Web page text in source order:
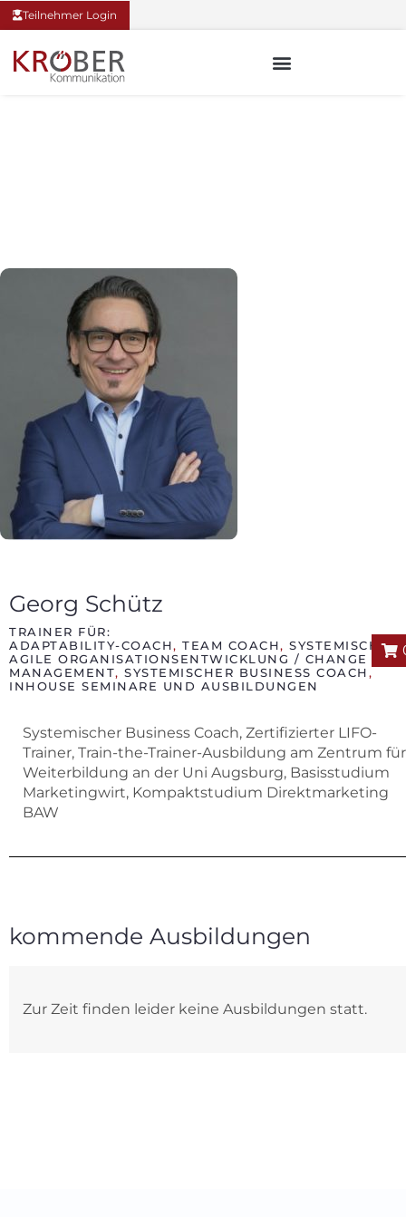
Teilnehmer Login
Georg Schütz
TRAINER FÜR:
ADAPTABILITY-COACH, TEAM COACH, SYSTEMISCH
AGILE ORGANISATIONSENTWICKLUNG / CHANGE
MANAGEMENT, SYSTEMISCHER BUSINESS COACH ,
INHOUSE SEMINARE UND AUSBILDUNGEN
Systemischer Business Coach, Zertifizierter LIFO-
Trainer, Train-the-Trainer-Ausbildung am Zentrum für
Weiterbildung an der Uni Augsburg, Basisstudium
Marketingwirt, Kompaktstudium Direktmarketing
BAW
kommende Ausbildungen
Zur Zeit finden leider keine Ausbildungen statt.